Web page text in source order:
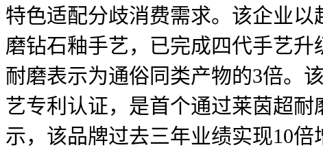
特色适配分歧消费需求。该企业
磨钻石釉手艺，已完成四代手艺升
耐磨表示为通俗同类产物的3倍。
艺专利认证，是首个通过莱茵超
示，该品牌过去三年业绩实现10